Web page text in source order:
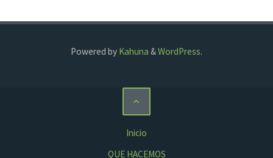
Powered by Kahuna &WordPress.
Inicio
QUE HACEMOS